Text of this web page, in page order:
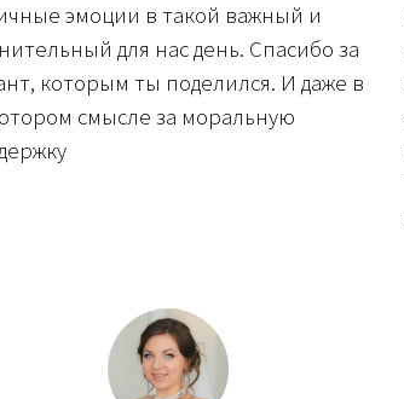
эмоции в такой важный и
для нас день. Спасибо за
которым ты поделился. И даже в
смысле за моральную